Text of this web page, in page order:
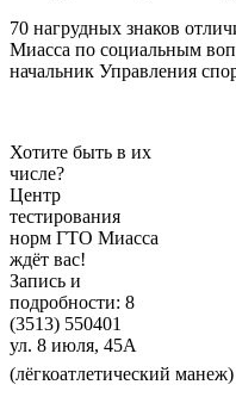
70 нагрудных знаков
Миасса по социальным
начальник Управления
Хотите быть в их
числе?
Центр
тестирования
норм ГТО Миасса
ждёт вас!
Запись и
подробности: 8
(3513) 550401
ул. 8 июля, 45А
(лёгкоатлетический манеж)